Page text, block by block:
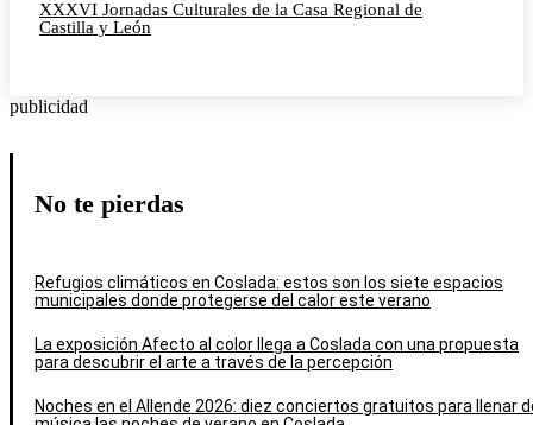
XXXVI Jornadas Culturales de la Casa Regional de
Castilla y León
publicidad
No te pierdas
Refugios climáticos en Coslada: estos son los siete espacios
municipales donde protegerse del calor este verano
La exposición Afecto al color llega a Coslada con una propuesta
para descubrir el arte a través de la percepción
Noches en el Allende 2026: diez conciertos gratuitos para llenar